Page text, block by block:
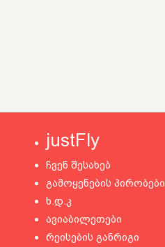
justFly
ჩვენ შესახებ
გამოყენების პირობები
ხ.დ.კ
ავიაბილეთები
რეისების განრიგი